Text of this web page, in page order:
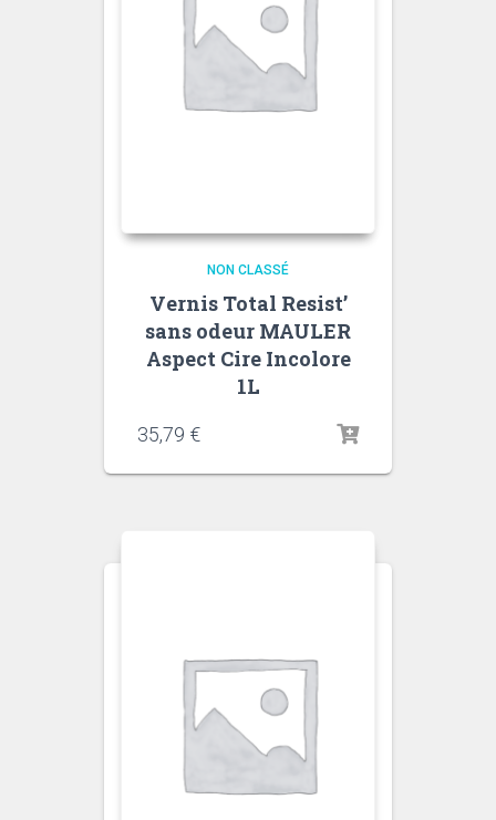
NON CLASSÉ
Vernis Total Resist’
sans odeur MAULER
Aspect Cire Incolore
1L
35,79 €